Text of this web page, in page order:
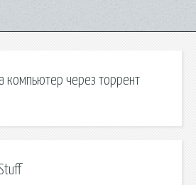
компьютер через торрент